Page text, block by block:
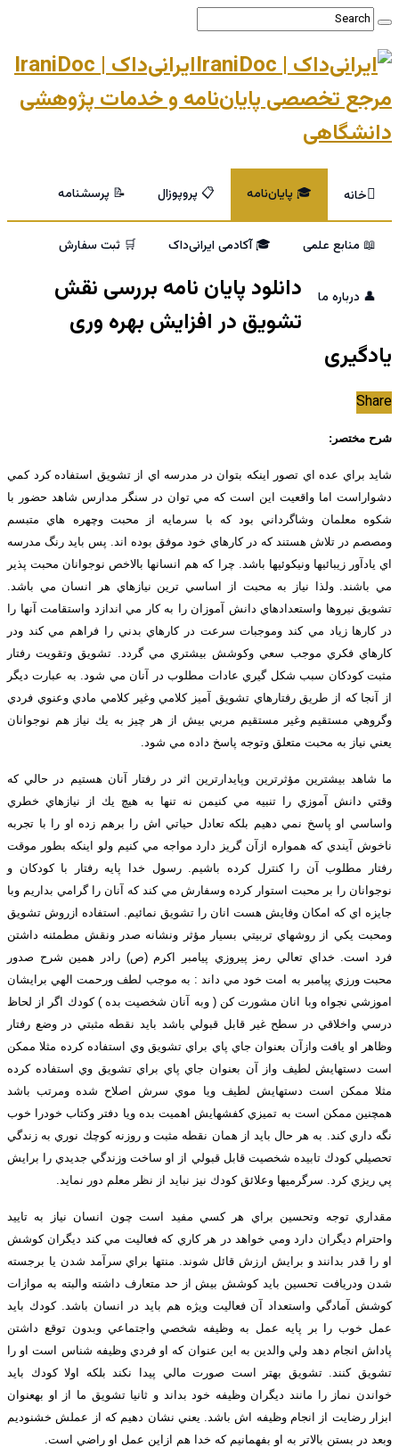
ایرانی‌داک | IraniDoc
مرجع تخصصی پایان‌نامه و خدمات پژوهشی
دانشگاهی
خانه 🎓 پایان‌نامه 📋 پروپوزال 📝 پرسشنامه
📖 منابع علمی 🎓 آکادمی ایرانی‌داک 🛒 ثبت سفارش
👤 درباره ما
دانلود پایان نامه بررسی نقش
تشویق در افزایش بهره وری
یادگیری
Share
شرح مختصر:
شايد براي عده اي تصور اينكه بتوان در مدرسه اي از تشويق استفاده كرد كمي
دشواراست اما واقعيت اين است كه مي توان در سنگر مدارس شاهد حضور با
شكوه معلمان وشاگرداني بود كه با سرمايه از محبت وچهره هاي متبسم
ومصصم در تلاش هستند كه در كارهاي خود موفق بوده اند. پس بايد رنگ مدرسه
اي يادآور زيبائيها ونيكوئيها باشد. چرا كه هم انسانها بالاخص نوجوانان محبت پذير
مي باشند. ولذا نياز به محبت از اساسي ترين نيازهاي هر انسان مي باشد.
تشويق نيروها واستعدادهاي دانش آموزان را به كار مي اندازد واستقامت آنها را
در كارها زياد مي كند وموجبات سرعت در كارهاي بدني را فراهم مي كند ودر
كارهاي فكري موجب سعي وكوشش بيشتري مي گردد. تشويق وتقويت رفتار
مثبت كودكان سبب شكل گيري عادات مطلوب در آنان مي شود. به عبارت ديگر
از آنجا كه از طريق رفتارهاي تشويق آميز كلامي وغير كلامي مادي وعنوي فردي
وگروهي مستقيم وغير مستقيم مربي بيش از هر چيز به يك نياز هم نوجوانان
يعني نياز به محبت متعلق وتوجه پاسخ داده مي شود.
ما شاهد بيشترين مؤثرترين وپايدارترين اثر در رفتار آنان هستيم در حالي كه
وقتي دانش آموزي را تنبيه مي كنيمن نه تنها به هيچ يك از نيازهاي خطري
واساسي او پاسخ نمي دهيم بلكه تعادل حياتي اش را برهم زده او را با تجربه
ناخوش آيندي كه همواره ازآن گريز دارد مواجه مي كنيم ولو اينكه بطور موقت
رفتار مطلوب آن را كنترل كرده باشيم. رسول خدا پايه رفتار با كودكان و
نوجوانان را بر محبت استوار كرده وسفارش مي كند كه آنان را گرامي بداريم وبا
جايزه اي كه امكان وفايش هست انان را تشويق نمائيم. استفاده ازروش تشويق
ومحبت يكي از روشهاي تربيتي بسيار مؤثر ونشانه صدر ونقش مطمئنه داشتن
فرد است. خداي تعالي رمز پيروزي پيامبر اكرم (ص) رادر همين شرح صدور
محبت ورزي پيامبر به امت خود مي داند : به موجب لطف ورحمت الهي برايشان
اموزشي نجواه وبا انان مشورت كن ( وبه آنان شخصيت بده ) كودك اگر از لحاظ
درسي واخلاقي در سطح غير قابل قبولي باشد بايد نقطه مثبتي در وضع رفتار
وظاهر او يافت وازآن بعنوان جاي پاي براي تشويق وي استفاده كرده مثلا ممكن
است دستهايش لطيف واز آن بعنوان جاي پاي براي تشويق وي استفاده كرده
مثلا ممكن است دستهايش لطيف ويا موي سرش اصلاح شده ومرتب باشد
همچنين ممكن است به تميزي كفشهايش اهميت بده ويا دفتر وكتاب خودرا خوب
نگه داري كند. به هر حال بايد از همان نقطه مثبت و روزنه كوچك نوري به زندگي
تحصيلي كودك تابيده شخصيت قابل قبولي از او ساخت وزندگي جديدي را برايش
پي ريزي كرد. سرگرميها وعلائق كودك نيز نبايد از نظر معلم دور نمايد.
مقداري توجه وتحسين براي هر كسي مفيد است چون انسان نياز به تاييد
واحترام ديگران دارد ومي خواهد در هر كاري كه فعاليت مي كند ديگران كوشش
او را قدر بدانند و برايش ارزش قائل شوند. منتها براي سرآمد شدن يا برجسته
شدن ودريافت تحسين بايد كوشش بيش از حد متعارف داشته والبته به موازات
كوشش آمادگي واستعداد آن فعاليت ويژه هم بايد در انسان باشد. كودك بايد
عمل خوب را بر پايه عمل به وظيفه شخصي واجتماعي وبدون توقع داشتن
پاداش انجام دهد ولي والدين به اين عنوان كه او فردي وظيفه شناس است او را
تشويق كنند. تشويق بهتر است صورت مالي پيدا نكند بلكه اولا كودك بايد
خواندن نماز را مانند ديگران وظيفه خود بداند و ثانيا تشويق ما از او بهعنوان
ابزار رضايت از انجام وظيفه اش باشد. يعني نشان دهيم كه از عملش خشنوديم
وبعد در بستن بالاتر به او بفهمانيم كه خدا هم ازاين عمل او راضي است.